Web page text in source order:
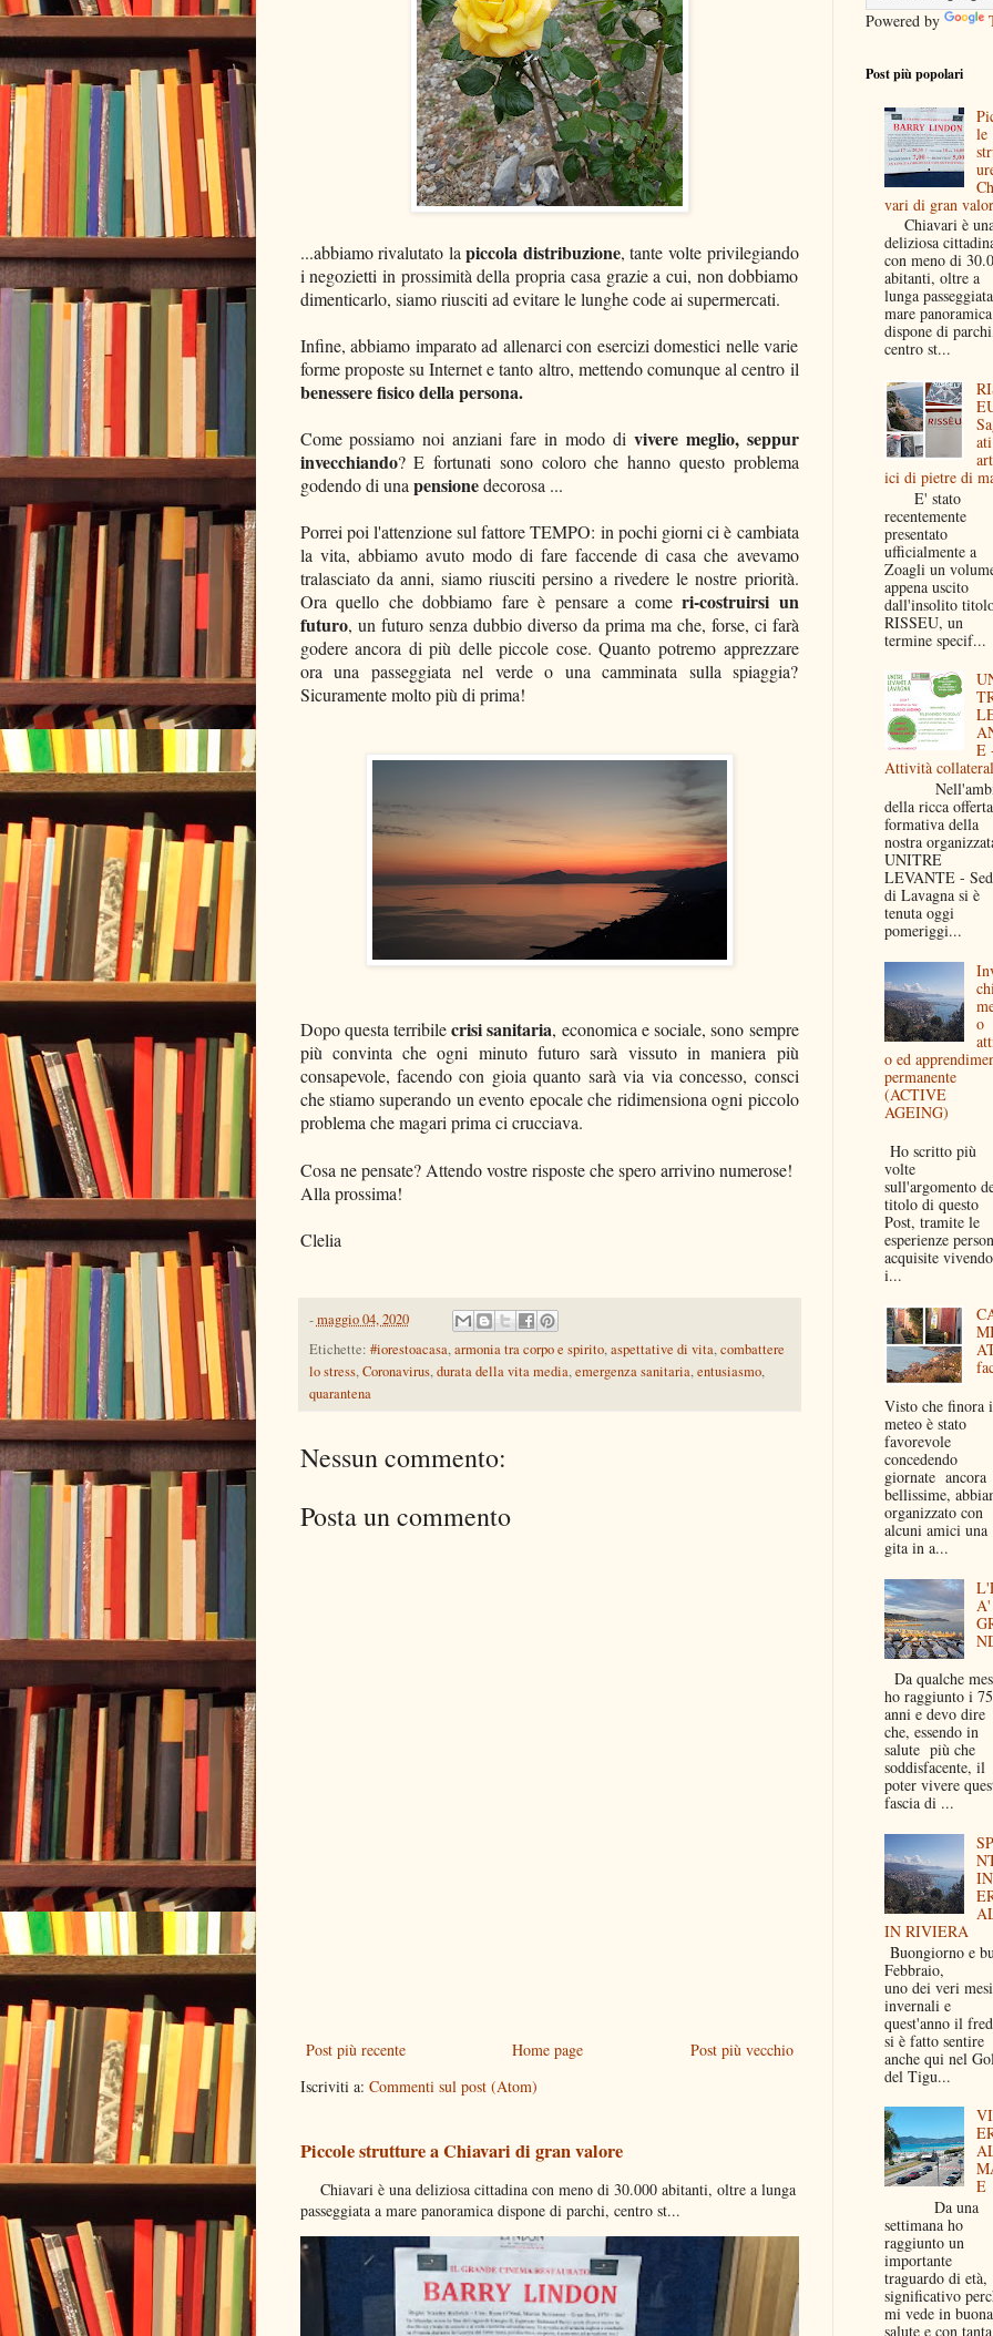
...abbiamo rivalutato lapiccola distribuzione, tante volte privilegiando
i negozietti in prossimità della propria casa grazie a cui, non dobbiamo
dimenticarlo, siamo riusciti ad evitare le lunghe code ai supermercati.
Infine, abbiamo imparato ad allenarci con esercizi domestici nelle varie
forme proposte su Internet e tanto altro, mettendo comunque al centro il
benessere fisicodella persona.
Come possiamo noi anziani fare in modo di vivere meglio, seppur
invecchiando? E fortunati sono coloro che hanno questo problema
godendo di una pensionedecorosa ...
Porrei poi l'attenzione sul fattore TEMPO: in pochi giorni ci è cambiata
la vita, abbiamo avuto modo di fare faccende di casa che avevamo
tralasciato da anni, siamo riusciti persino a rivedere le nostre priorità.
Ora quello che dobbiamo fare è pensare a come ri-costruirsi un
futuro, un futuro senza dubbio diverso da prima ma che, forse, ci farà
godere ancora di più delle piccole cose. Quanto potremo apprezzare
ora una passeggiata nel verde o una camminata sulla spiaggia?
Sicuramente molto più di prima!
Dopo questa terribilecrisi sanitaria, economica e sociale, sono sempre
più convinta che ogni minuto futuro sarà vissuto in maniera più
consapevole, facendo con gioia quanto sarà via via concesso, consci
che stiamo superando un evento epocale che ridimensiona ogni piccolo
problema che magari prima ci crucciava.
Cosa ne pensate? Attendo vostre risposte che spero arrivino numerose!
Alla prossima!
Clelia
-maggio 04, 2020
Etichette: #iorestoacasa,armonia tra corpo e spirito,aspettative di vita,combattere
lo stress,Coronavirus,durata della vita media,emergenza sanitaria,entusiasmo,
quarantena
Nessun commento:
Posta un commento
Post più recente Post più vecchio
Home page
Iscriviti a: Commenti sul post (Atom)
Piccole strutture a Chiavari di gran valore
Chiavari è una deliziosa cittadina con meno di 30.000 abitanti, oltre a lunga
passeggiata a mare panoramica dispone di parchi, centro st...
Powered by
Post più popolari
le
vari di gran
Chiavari è
deliziosa
con meno di
abitanti, oltre a
lunga
mare panoramica
dispone di
centro st...
ati
ici di pietre di
E' stato
recentemente
presentato
ufficialmente a
Zoagli un
appena uscito
dall'insolito
RISSEU, un
termine specif...
E
Attività
della ricca offerta
formativa della
nostra
UNITRE
LEVANTE -
di Lavagna si è
tenuta oggi
pomeriggi...
o
o ed
permanente
(ACTIVE
AGEING)
Ho scritto più
volte
sull'argomento
titolo di questo
Post, tramite le
esperienze
acquisite vivendo
i...
Visto che finora
meteo è stato
favorevole
concedendo
giornate ancora
bellissime,
organizzato con
alcuni amici una
gita in a...
A'
Da qualche
ho raggiunto i 75
anni e devo dire
che, essendo in
salute più che
soddisfacente, il
poter vivere
fascia di ...
IN RIVIERA
Buongiorno e
Febbraio,
uno dei veri mesi
invernali e
quest'anno il
si è fatto sentire
anche qui nel
del Tigu...
E
Da una
settimana ho
raggiunto un
importante
traguardo di età,
significativo
mi vede in buona
salute e con tanta